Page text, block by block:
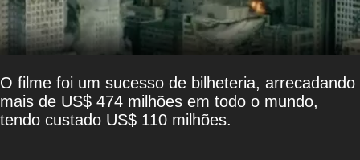
O filme foi um sucesso de bilheteria, arrecadando
mais de US$ 474 milhões em todo o mundo,
tendo custado US$ 110 milhões.